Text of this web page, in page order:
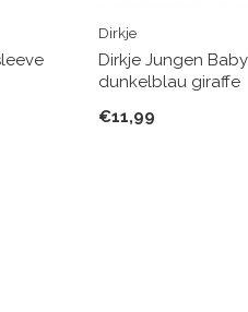
Dirkje
Dirkje Jungen
dunkelblau giraffe
€11,99